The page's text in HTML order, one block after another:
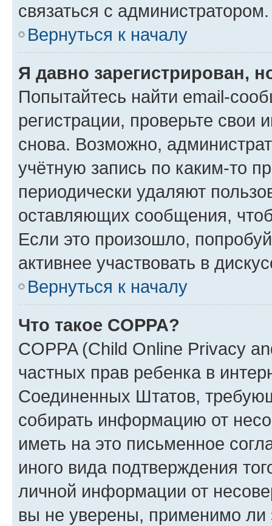
связаться с администратором.
Вернуться к началу
Я давно зарегистрирован,
Попытайтесь найти email-
регистрации, проверьте свои
снова. Возможно,
учётную запись по каким-то
периодически удаляют
оставляющих сообщения,
Если это произошло,
активнее участвовать в
Вернуться к началу
Что такое COPPA?
COPPA (Child Online Privacy
частных прав ребенка в
Соединенных Штатов,
собирать информацию от
иметь на это письменное
иного вида подтверждения
личной информации от
вы не уверены, применимо ли